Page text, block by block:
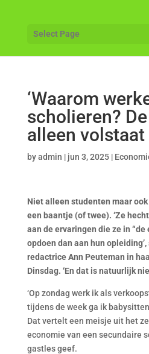
Select Page
‘Waarom
scholieren?
alleen volstaat
byadmin | jun 3, 2025|
Niet alleen studenten maar
een baantje (of twee). ‘Ze
aan de ervaringen die ze in “de
opdoen dan aan hun
redactrice Ann Peuteman in
Dinsdag. ‘En dat is natuurlijk
‘Op zondag werk ik als
tijdens de week ga ik
Dat vertelt een meisje uit het
economie van een secundaire
gastles geef.